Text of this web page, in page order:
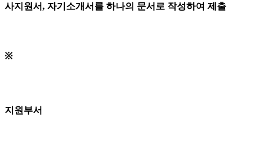
사지원서, 자기소개서를 하나의 문서로 작성하여 제출
※
지원부서